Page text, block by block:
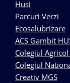
Husi
Parcuri Verzi
Ecosalubrizare
ACS Gambit
Colegiul
Colegiul
Creativ MGS